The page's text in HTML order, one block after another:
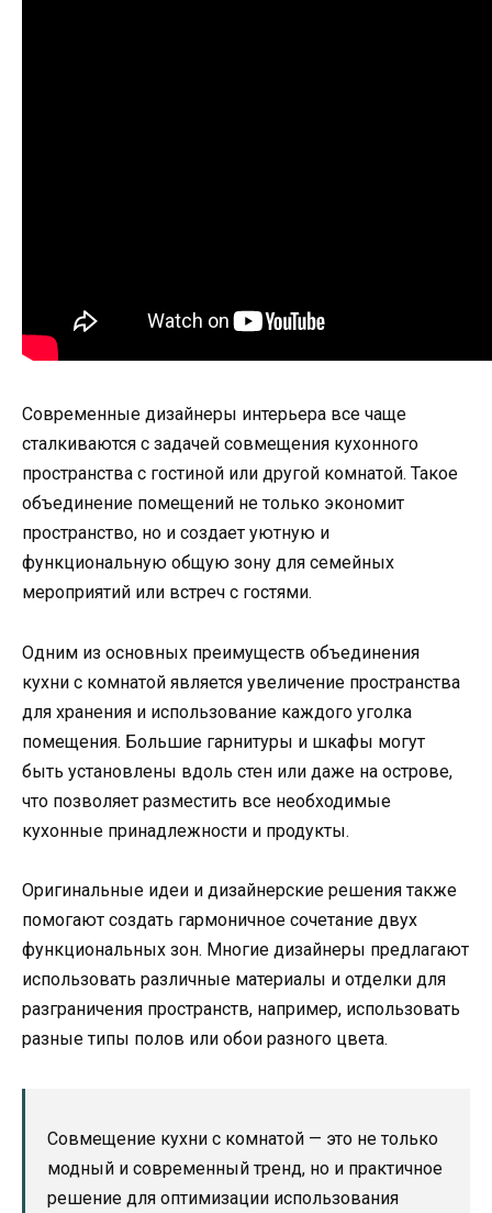
Современные дизайнеры интерьера все чаще
сталкиваются с задачей совмещения кухонного
пространства с гостиной или другой комнатой. Такое
объединение помещений не только экономит
пространство, но и создает уютную и
функциональную общую зону для семейных
мероприятий или встреч с гостями.
Одним из основных преимуществ объединения
кухни с комнатой является увеличение пространства
для хранения и использование каждого уголка
помещения. Большие гарнитуры и шкафы могут
быть установлены вдоль стен или даже на острове,
что позволяет разместить все необходимые
кухонные принадлежности и продукты.
Оригинальные идеи и дизайнерские решения также
помогают создать гармоничное сочетание двух
функциональных зон. Многие дизайнеры предлагают
использовать различные материалы и отделки для
разграничения пространств, например, использовать
разные типы полов или обои разного цвета.
Совмещение кухни с комнатой — это не только
модный и современный тренд, но и практичное
решение для оптимизации использования